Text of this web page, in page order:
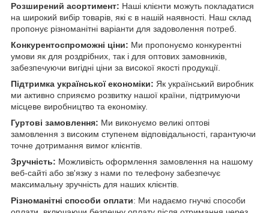
Розширений асортимент: Наші клієнти можуть покладатися
на широкий вибір товарів, які є в нашій наявності. Наш склад
пропонує різноманітні варіанти для задоволення потреб.
Конкурентоспроможні ціни: Ми пропонуємо конкурентні
умови як для роздрібних, так і для оптових замовників,
забезпечуючи вигідні ціни за високої якості продукції.
Підтримка української економіки: Як український виробник
ми активно сприяємо розвитку нашої країни, підтримуючи
місцеве виробництво та економіку.
Гуртові замовлення: Ми виконуємо великі оптові
замовлення з високим ступенем відповідальності, гарантуючи
точне дотримання вимог клієнтів.
Зручність: Можливість оформлення замовлення на нашому
веб-сайті або зв'язку з нами по телефону забезпечує
максимальну зручність для наших клієнтів.
Різноманітні способи оплати: Ми надаємо гнучкі способи